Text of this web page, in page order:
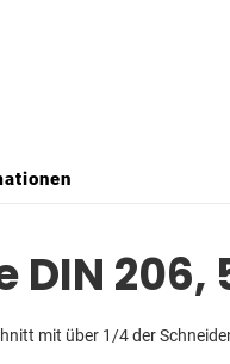
DIN
mit über 1/4 der